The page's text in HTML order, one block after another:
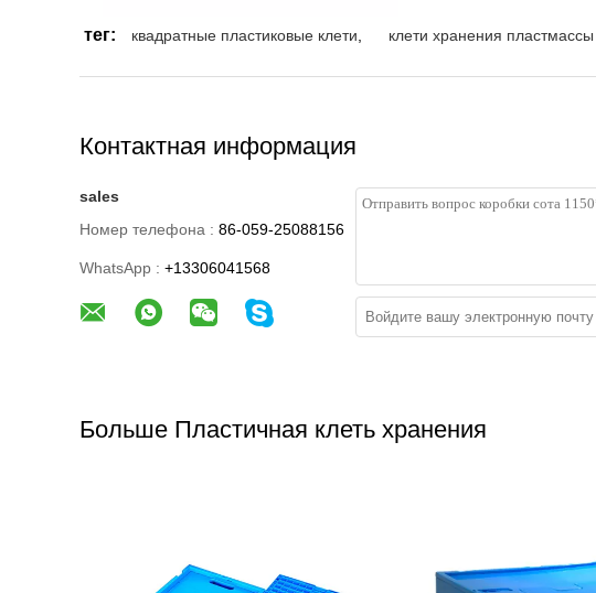
тег: квадратные пластиковые клети клети хранения
Контактная информация
sales
Номер телефона : 86-059-25088156
WhatsApp : +13306041568
Больше Пластичная клеть хранения